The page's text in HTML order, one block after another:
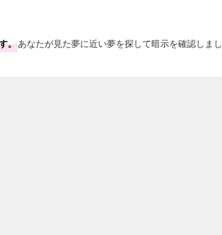
。あなたが見た夢に近い夢を探して暗示を確認しまし